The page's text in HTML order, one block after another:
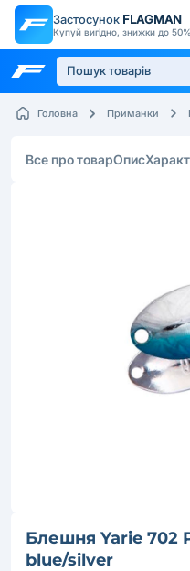
Застосунок FLAGMAN
Купуй вигідно, знижки до 50%
Головна Приманки
Все про товарОпис
Блешня Yarie 702
blue/silver